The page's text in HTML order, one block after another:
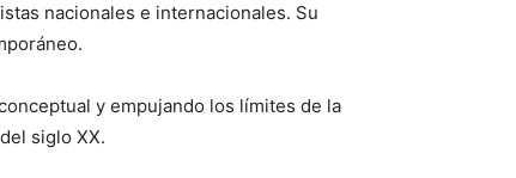
nacionales e internacionales. Su
y empujando los límites de la
siglo XX.